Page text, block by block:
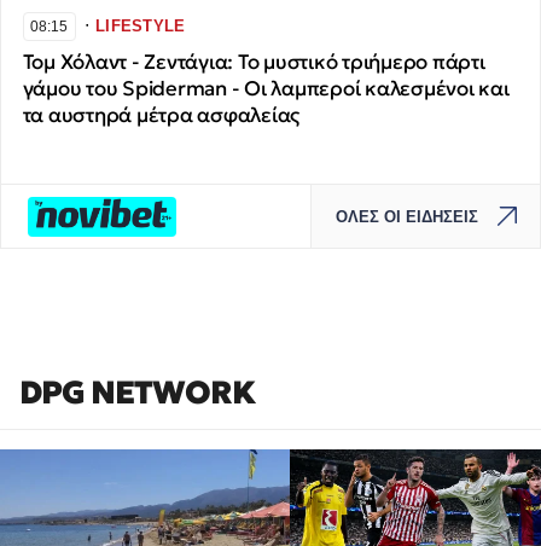
08:15 ∙LIFESTYLE
Τομ Χόλαντ - Ζεντάγια: Το μυστικό τριήμερο πάρτι
γάμου του Spiderman - Οι λαμπεροί καλεσμένοι και
τα αυστηρά μέτρα ασφαλείας
ΟΛΕΣ ΟΙ ΕΙΔΗΣΕΙΣ
DPG NETWORK